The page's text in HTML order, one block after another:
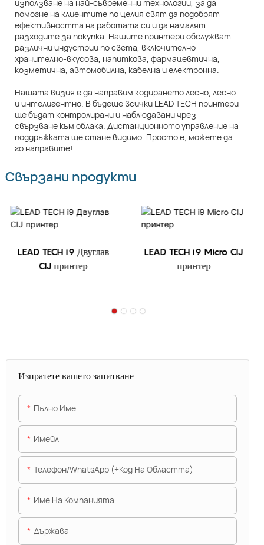
използване на най-съвременни технологии, за да
помогне на клиентите по целия свят да подобрят
ефективността на работата си и да намалят
разходите за покупка. Нашите принтери обслужват
различни индустрии по света, включително
хранително-вкусова, напиткова, фармацевтична,
козметична, автомобилна, кабелна и електронна.
Нашата визия е да направим кодирането лесно, лесно
и интелигентно. В бъдеще всички LEAD TECH принтери
ще бъдат контролирани и наблюдавани чрез
свързване към облака. Дистанционното управление на
поддръжката ще стане видимо. Просто е, можете да
го направите!
Свързани продукти
LEAD TECH i9 Двуглав
CIJ принтер
LEAD TECH i9 Micro CIJ
принтер
Изпратете вашето запитване
Пълно Име
Имейл
Телефон/WhatsApp (+Код На Областта)
Име На Компанията
Държава